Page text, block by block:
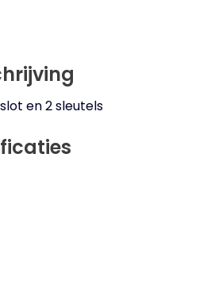
en 2 sleutels